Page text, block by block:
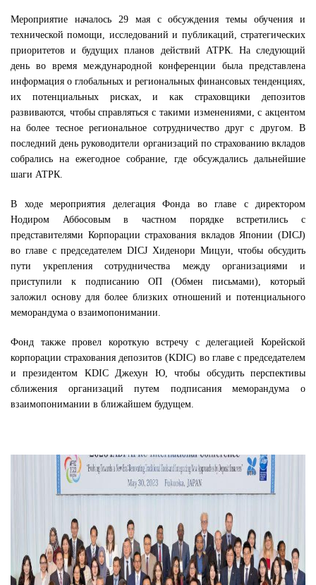
Мероприятие началось 29 мая с обсуждения темы обучения и
технической помощи, исследований и публикаций, стратегических
приоритетов и будущих планов действий АТРК. На следующий
день во время международной конференции была представлена
информация о глобальных и региональных финансовых тенденциях,
их потенциальных рисках, и как страховщики депозитов
развиваются, чтобы справляться с такими изменениями, с акцентом
на более тесное региональное сотрудничество друг с другом. В
последний день руководители организаций по страхованию вкладов
собрались на ежегодное собрание, где обсуждались дальнейшие
шаги АТРК.
В ходе мероприятия делегация Фонда во главе с директором
Нодиром Аббосовым в частном порядке встретились с
представителями Корпорации страхования вкладов Японии (DICJ)
во главе с председателем DICJ Хиденори Мицуи, чтобы обсудить
пути укрепления сотрудничества между организациями и
приступили к подписанию ОП (Обмен письмами), который
заложил основу для более близких отношений и потенциального
меморандума о взаимопонимании.
Фонд также провел короткую встречу с делегацией Корейской
корпорации страхования депозитов (KDIC) во главе с председателем
и президентом KDIC Джехун Ю, чтобы обсудить перспективы
сближения организаций путем подписания меморандума о
взаимопонимании в ближайшем будущем.